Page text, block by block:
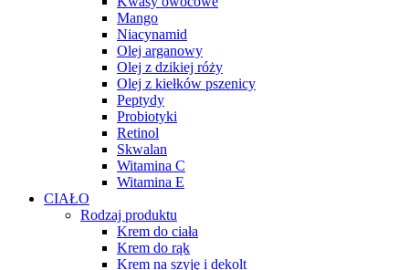
Mango
Niacynamid
Olej arganowy
Olej z dzikiej róży
Olej z kiełków pszenicy
Peptydy
Probiotyki
Retinol
Skwalan
Witamina C
Witamina E
CIAŁO
Rodzaj produktu
Krem do ciała
Krem do rąk
Krem na szyję i dekolt